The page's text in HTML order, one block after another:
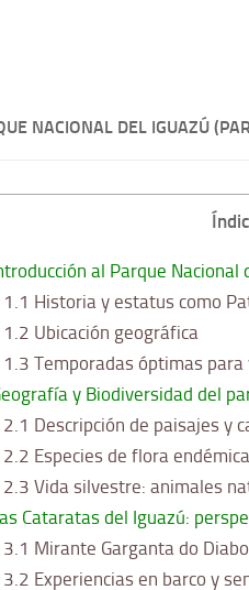
NACIONAL DEL IGUAZÚ
al Parque Nacional
1.1 Historia y estatus como
1.2 Ubicación geográfica
1.3 Temporadas óptimas
y Biodiversidad del
2.1 Descripción de paisajes y
2.2 Especies de flora
2.3 Vida silvestre: animales
Cataratas del Iguazú:
3.1 Mirante Garganta do
3.2 Experiencias en barco y